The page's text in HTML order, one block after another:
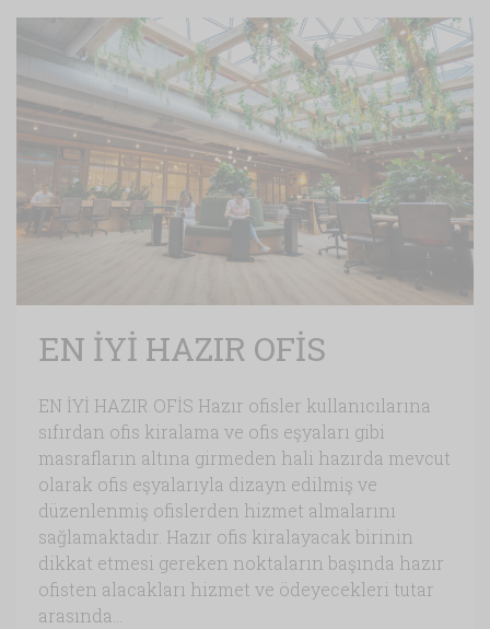
EN İYİ HAZIR OFİS
EN İYİ HAZIR OFİS Hazır ofisler kullanıcılarına
sıfırdan ofis kiralama ve ofis eşyaları gibi
masrafların altına girmeden hali hazırda mevcut
olarak ofis eşyalarıyla dizayn edilmiş ve
düzenlenmiş ofislerden hizmet almalarını
sağlamaktadır. Hazır ofis kiralayacak birinin
dikkat etmesi gereken noktaların başında hazır
ofisten alacakları hizmet ve ödeyecekleri tutar
arasında...